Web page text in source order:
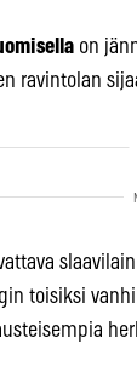
on
ravintolan
toisiksi